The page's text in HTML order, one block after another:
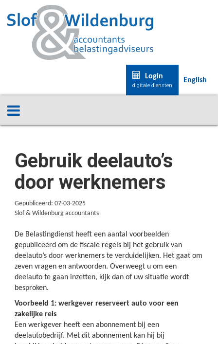
Login
digitale diensten
English
Gebruik deelauto’s
door werknemers
Gepubliceerd: 07-03-2025
Slof & Wildenburg accountants
De Belastingdienst heeft een aantal voorbeelden
gepubliceerd om de fiscale regels bij het gebruik van
deelauto’s door werknemers te verduidelijken. Het gaat om
zeven vragen en antwoorden. Overweegt u om een
deelauto te gaan inzetten, kijk dan of uw situatie wordt
besproken.
Voorbeeld 1: werkgever reserveert auto voor een
zakelijke reis
Een werkgever heeft een abonnement bij een
deelautobedrijf. Met dit abonnement kan hij bij